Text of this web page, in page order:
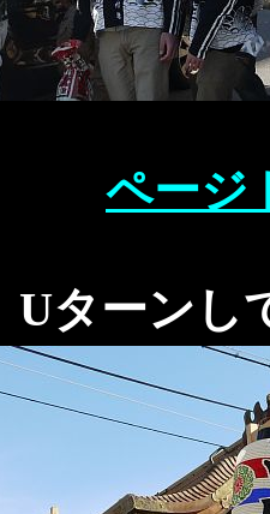
ページ
Uターンし